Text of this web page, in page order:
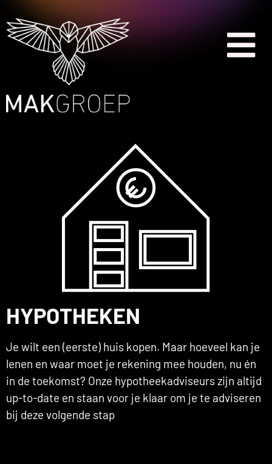
HYPOTHEKEN
Je wilt een (eerste) huis kopen. Maar hoeveel kan je
lenen en waar moet je rekening mee houden, nu én
in de toekomst? Onze hypotheekadviseurs zijn altijd
up-to-date en staan voor je klaar om je te adviseren
bij deze volgende stap